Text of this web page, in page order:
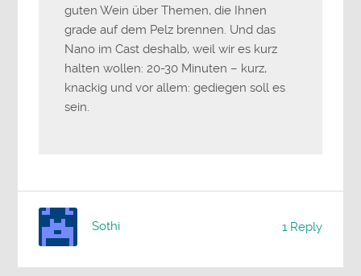
guten Wein über Themen, die Ihnen
grade auf dem Pelz brennen. Und das
Nano im Cast deshalb, weil wir es kurz
halten wollen: 20-30 Minuten – kurz,
knackig und vor allem: gediegen soll es
sein.
1 Reply
Sothi